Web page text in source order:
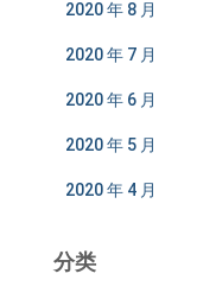
2020 年 8 月
2020 年 7 月
2020 年 6 月
2020 年 5 月
2020 年 4 月
分类